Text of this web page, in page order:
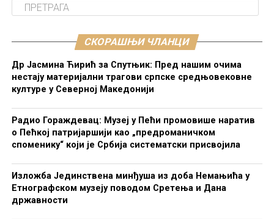
СКОРАШЊИ ЧЛАНЦИ
Др Јасмина Ћирић за Спутњик: Пред нашим очима
нестају материјални трагови српске средњовековне
културе у Северној Македонији
Радио Гораждевац: Музеј у Пећи промовише наратив
о Пећкој патријаршији као „предроманичком
споменику“ који је Србија систематски присвојила
Изложба Јединствена минђуша из доба Немањића у
Етнографском музеју поводом Сретења и Дана
државности